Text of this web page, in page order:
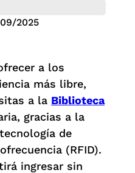
2025
a los
más libre,
a la Biblioteca
gracias a la
de
(RFID).
ingresar sin